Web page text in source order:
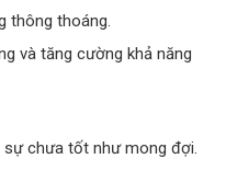
thông thoáng.
và tăng cường khả năng
sự chưa tốt như mong đợi.